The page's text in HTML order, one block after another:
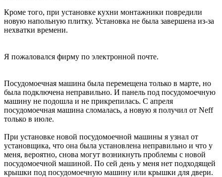
Кроме того, при установке кухни монтажники повредили
новую напольную плитку. Установка не была завершена из-за
нехватки времени.
Я пожаловался фирму по электронной почте.
Посудомоечная машина была перемещена только в марте, но
была подключена неправильно. И панель под посудомоечную
машину не подошла и не прикрепилась. С апреля
посудомоечная машина сломалась, а новую я получил от Neff
только в июле.
При установке новой посудомоечной машины я узнал от
установщика, что она была установлена ​​неправильно и что у
меня, вероятно, снова могут возникнуть проблемы с новой
посудомоечной машиной. По сей день у меня нет подходящей
крышки под посудомоечную машину или крышки для двери.